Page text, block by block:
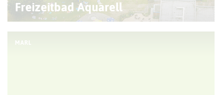
Freizeitbad Aquarell
MARL